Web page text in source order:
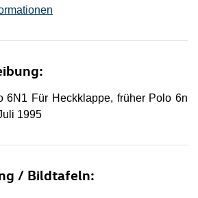
6N1 Für Heckklappe, früher Polo 6n
1995
/ Bildtafeln: